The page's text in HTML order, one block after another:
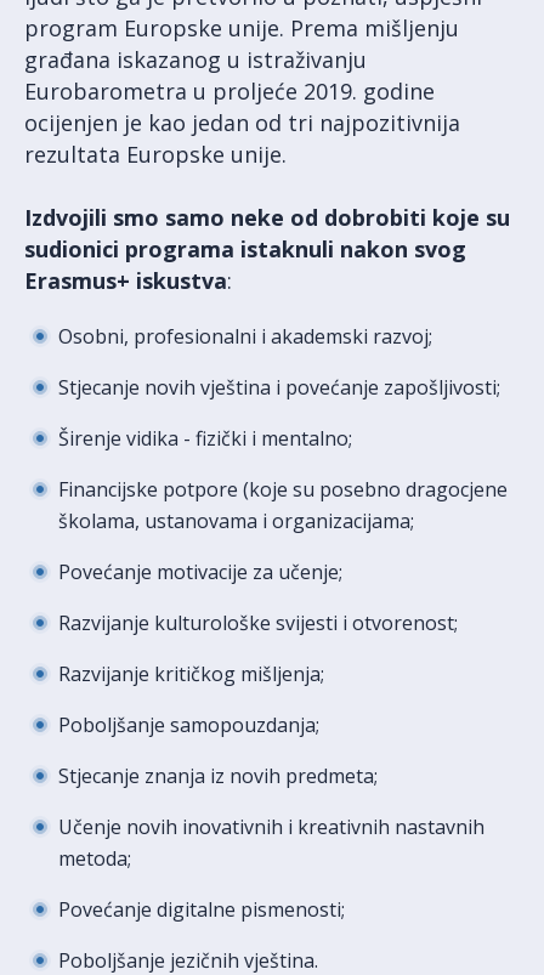
program Europske unije. Prema mišljenju
građana iskazanog u istraživanju
Eurobarometra u proljeće 2019. godine
ocijenjen je kao jedan od tri najpozitivnija
rezultata Europske unije.
Izdvojili smo samo neke od dobrobiti koje su
sudionici programa istaknuli nakon svog
Erasmus+ iskustva:
Osobni, profesionalni i akademski razvoj;
Stjecanje novih vještina i povećanje zapošljivosti;
Širenje vidika - fizički i mentalno;
Financijske potpore (koje su posebno dragocjene
školama, ustanovama i organizacijama;
Povećanje motivacije za učenje;
Razvijanje kulturološke svijesti i otvorenost;
Razvijanje kritičkog mišljenja;
Poboljšanje samopouzdanja;
Stjecanje znanja iz novih predmeta;
Učenje novih inovativnih i kreativnih nastavnih
metoda;
Povećanje digitalne pismenosti;
Poboljšanje jezičnih vještina.